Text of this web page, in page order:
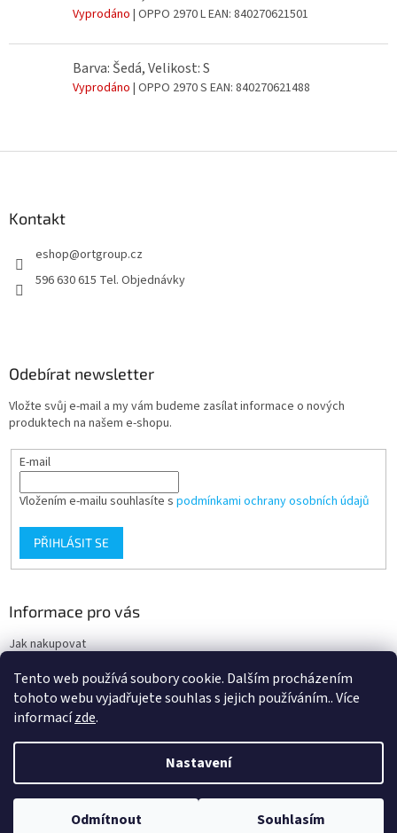
Tento web používá soubory cookie. Dalším procházením
tohoto webu vyjadřujete souhlas s jejich používáním.. Více
informacízde.
Nastavení
Odmítnout Souhlasím
Nacházíte se na velkoobchodním eshopu pro odbornou veřejnost. Pro
Vyprodáno | OPPO 2970 LEAN: 840270621501
Barva: Šedá, Velikost: S
Vyprodáno | OPPO 2970 S EAN: 840270621488
Kontakt
eshop@ortgroup.cz
596 630 615 Tel. Objednávky
Odebírat newsletter
Vložte svůj e-mail a my vám budeme zasílat informace o nových
produktech na našem e-shopu.
E-mail
Vložením e-mailu souhlasíte s podmínkami ochrany osobních údajů
PŘIHLÁSIT SE
Informace pro vás
Jak nakupovat
Podmínky ochrany osobních údajů
Vytvořil Shoptet
Copyright 2026Ortgroup Medical . Všechna práva vyhrazena.